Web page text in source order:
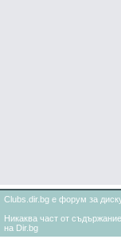
Clubs.dir.bg е форум за
Никаква част от
на Dir.bg